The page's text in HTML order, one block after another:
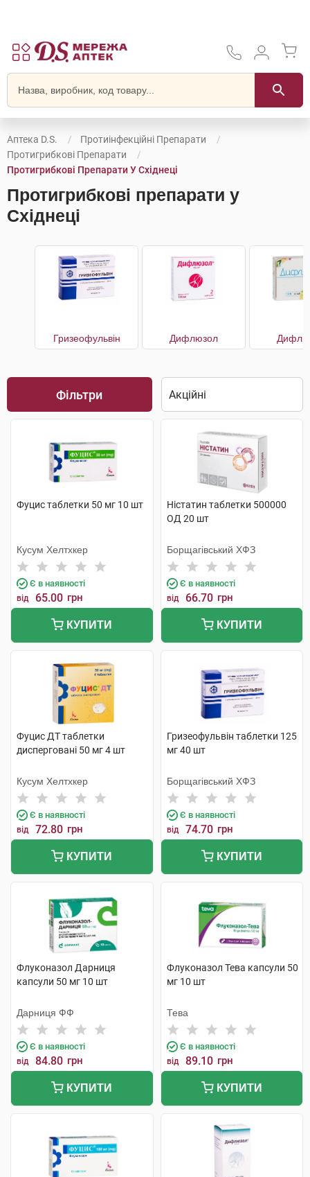
Аптека D.S.
Протиінфекційні Препарати
Протигрибкові Препарати
Протигрибкові Препарати У Східнеці
Протигрибкові препарати у
Східнеці
Гризеофульвін Дифлюзол
Фільтри
Фуцис таблетки 50 мг 10 шт
Кусум Хелтхкер
Є в наявності
від 65.00 грн
КУПИТИ
Ністатин таблетки 500000
ОД 20 шт
Борщагівський ХФЗ
Є в наявності
від 66.70 грн
КУПИТИ
Фуцис ДТ таблетки
дисперговані 50 мг 4 шт
Кусум Хелтхкер
Є в наявності
від 72.80 грн
КУПИТИ
Гризеофульвін таблетки 125
мг 40 шт
Борщагівський ХФЗ
Є в наявності
від 74.70 грн
КУПИТИ
Флуконазол Дарниця
капсули 50 мг 10 шт
Дарниця ФФ
Є в наявності
від 84.80 грн
КУПИТИ
Флуконазол Тева капсули 50
мг 10 шт
Тева
Є в наявності
від 89.10 грн
КУПИТИ